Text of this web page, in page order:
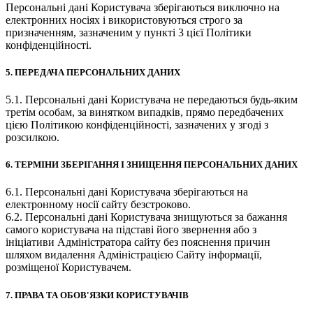
Персональні дані Користувача зберігаються виключно на
електронних носіях і використовуються строго за
призначенням, зазначеним у пункті 3 цієї Політики
конфіденційності.
5. ПЕРЕДАЧА ПЕРСОНАЛЬНИХ ДАНИХ
5.1. Персональні дані Користувача не передаються будь-яким
третім особам, за винятком випадків, прямо передбачених
цією Політикою конфіденційності, зазначених у згоді з
розсилкою.
6. ТЕРМІНИ ЗБЕРІГАННЯ І ЗНИЩЕННЯ ПЕРСОНАЛЬНИХ ДАНИХ
6.1. Персональні дані Користувача зберігаються на
електронному носії сайту безстроково.
6.2. Персональні дані Користувача знищуються за бажання
самого користувача на підставі його звернення або з
ініціативи Адміністратора сайту без пояснення причин
шляхом видалення Адміністрацією Сайту інформації,
розміщеної Користувачем.
7. ПРАВА ТА ОБОВ'ЯЗКИ КОРИСТУВАЧІВ